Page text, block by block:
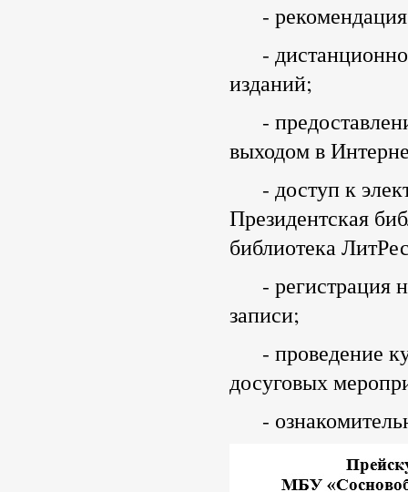
- рекомендация
-
изданий;
-
выходом в
- доступ к
Президентская
библиотека
- регистрация
записи;
- проведение
досуговых
-